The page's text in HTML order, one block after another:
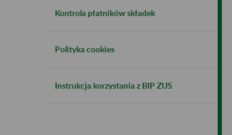
Kontrola płatników składek
Polityka cookies
Instrukcja korzystania z BIP ZUS